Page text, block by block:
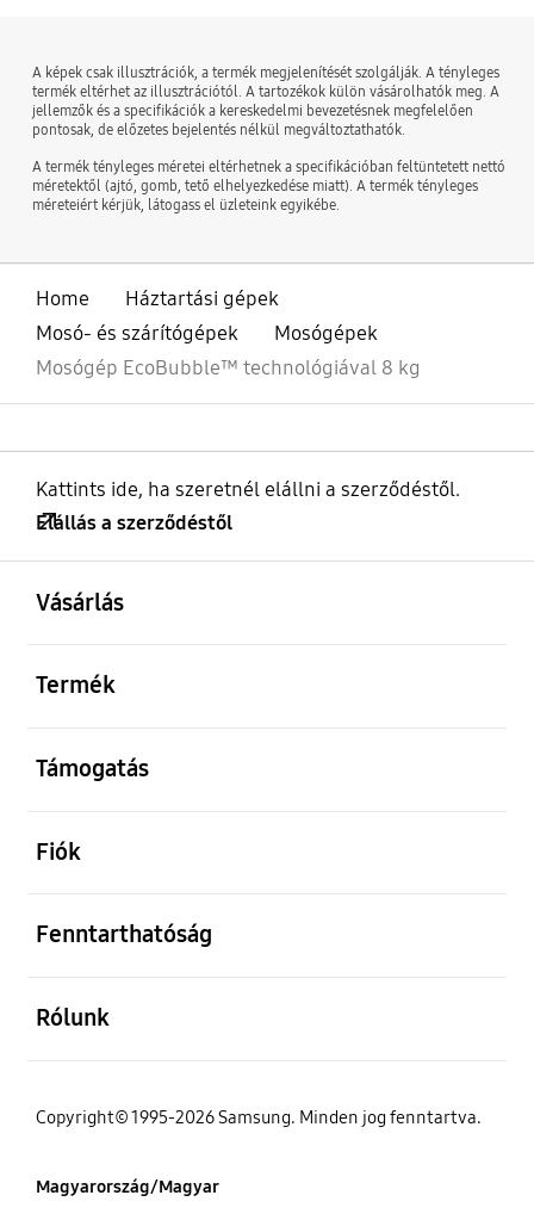
A képek csak illusztrációk, a termék megjelenítését szolgálják. A tényleges
termék eltérhet az illusztrációtól. A tartozékok külön vásárolhatók meg. A
jellemzők és a specifikációk a kereskedelmi bevezetésnek megfelelően
pontosak, de előzetes bejelentés nélkül megváltoztathatók.
A termék tényleges méretei eltérhetnek a specifikációban feltüntetett nettó
méretektől (ajtó, gomb, tető elhelyezkedése miatt). A termék tényleges
méreteiért kérjük, látogass el üzleteink egyikébe.
Home
Háztartási gépek
Mosó- és szárítógépek
Mosógépek
Mosógép EcoBubble™ technológiával 8 kg
Kattints ide, ha szeretnél elállni a szerződéstől.
Elállás a szerződéstől
Vásárlás
Termék
Támogatás
Fiók
Fenntarthatóság
Rólunk
Copyright© 1995-2026 Samsung. Minden jog fenntartva.
Magyarország/Magyar